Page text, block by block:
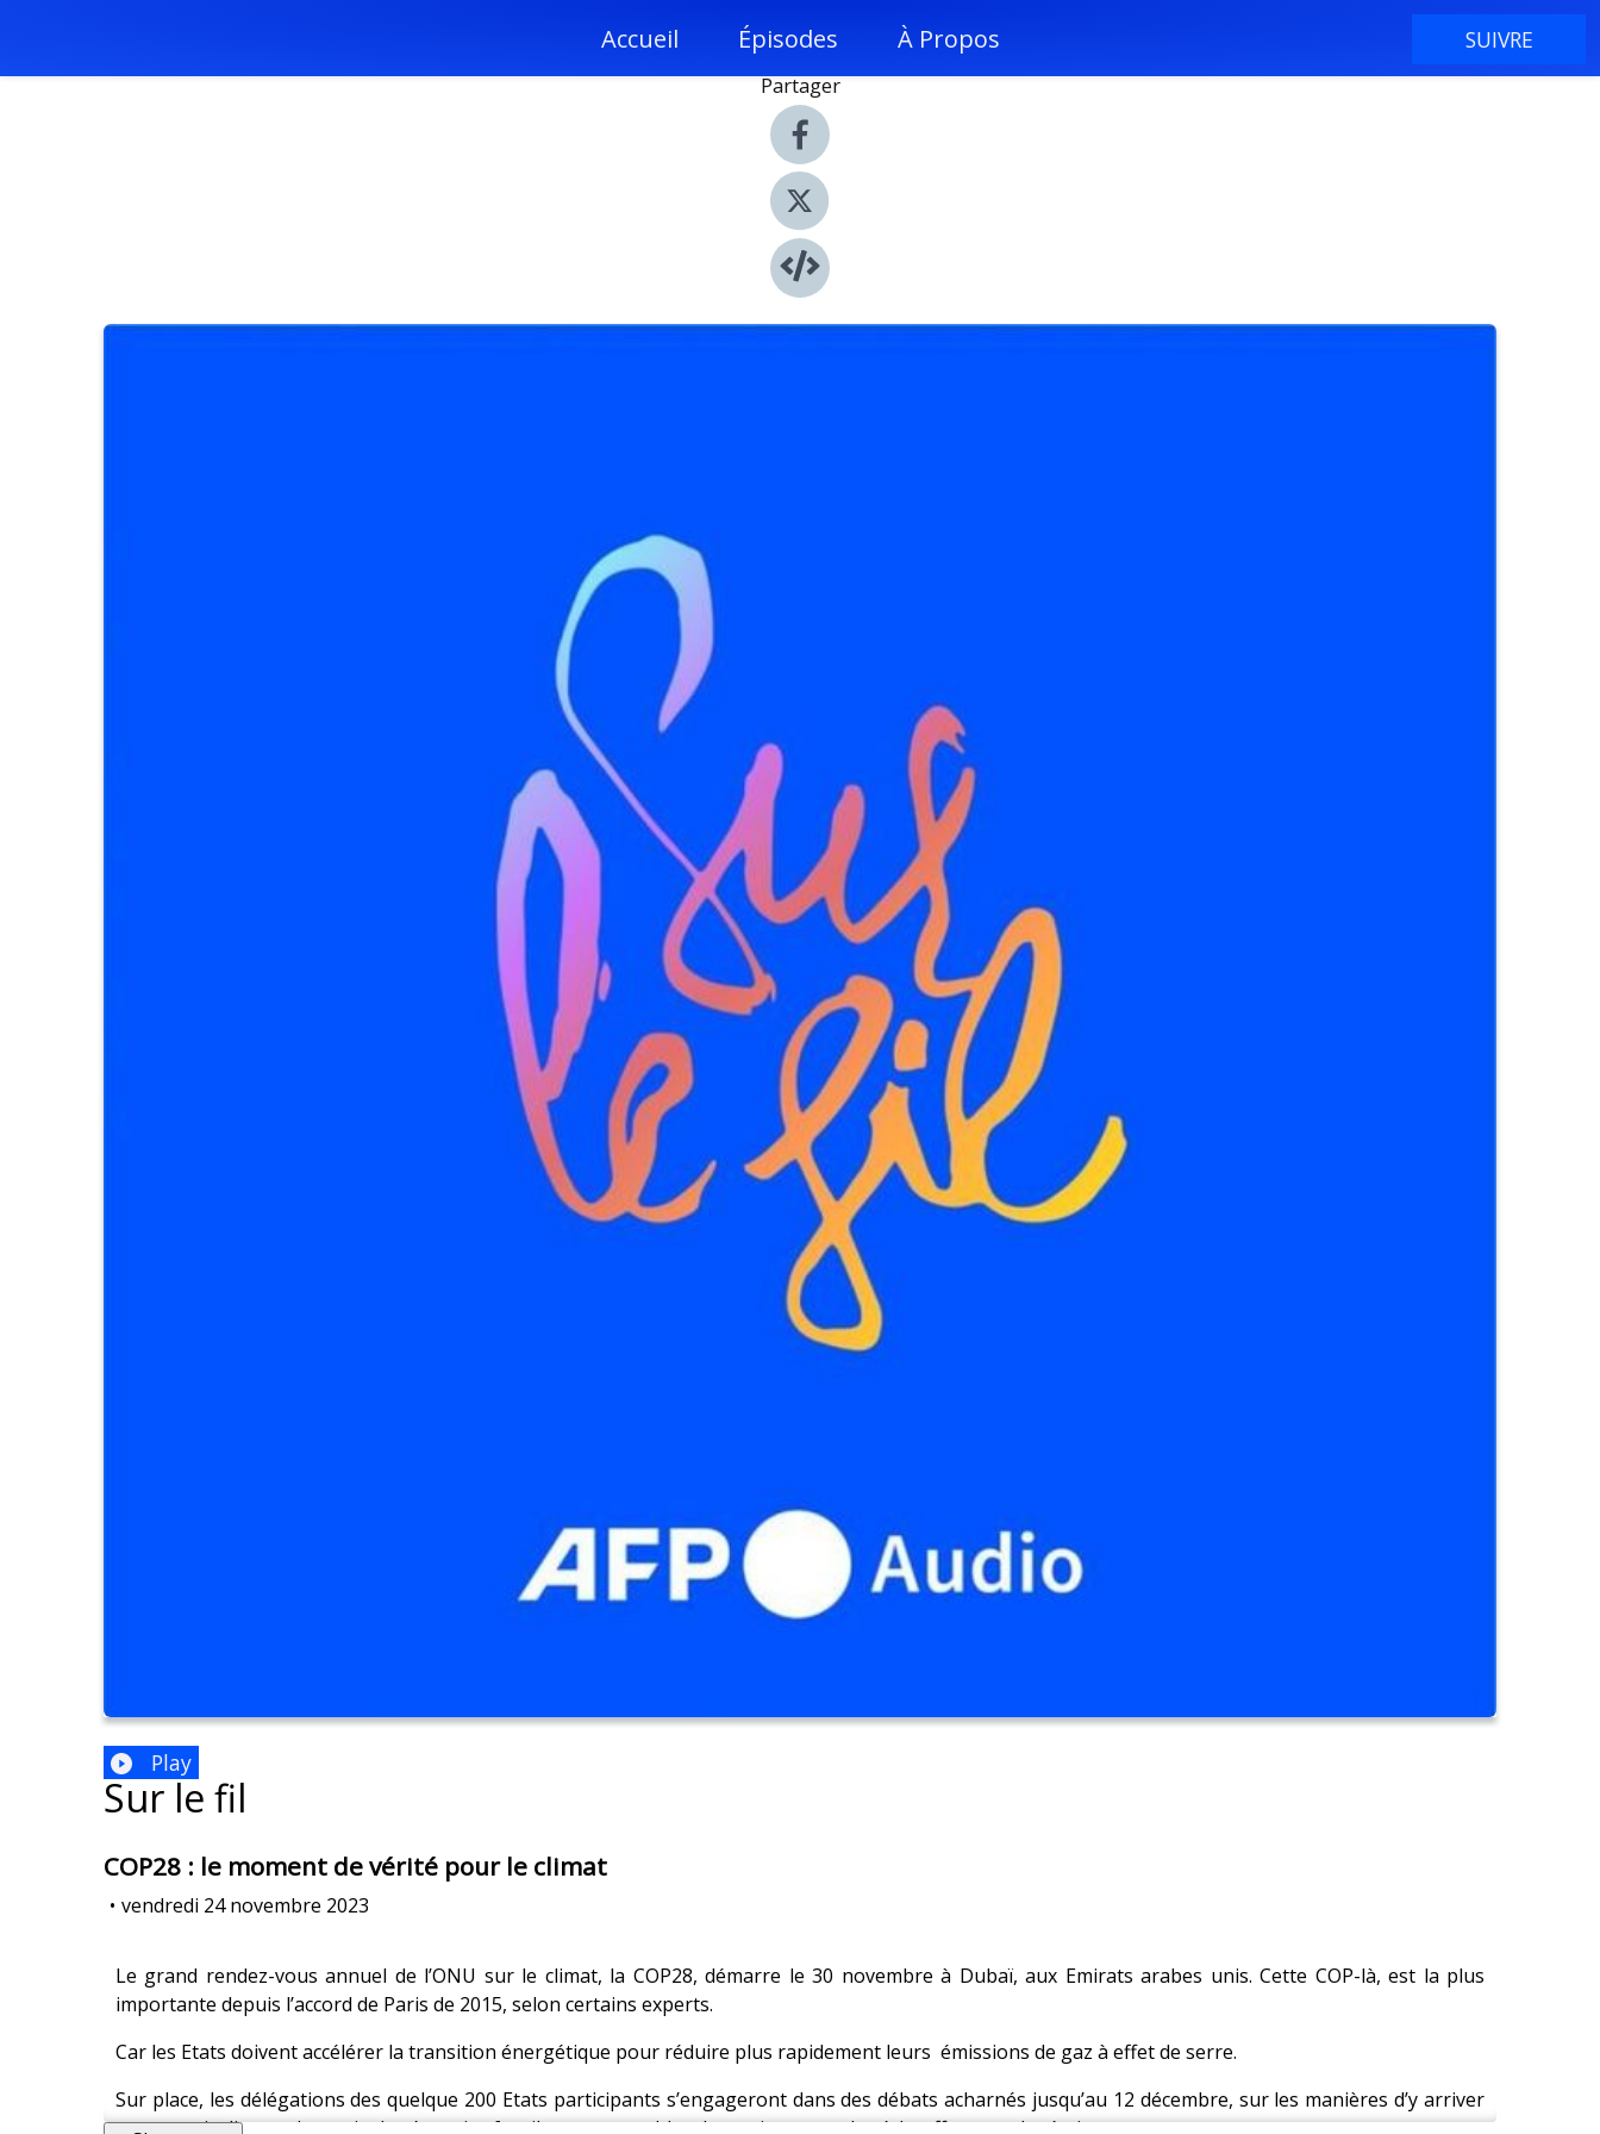
Accueil Épisodes À Propos SUIVRE
Partager
Play
Sur le fil
COP28 : le moment de vérité pour le climat
• vendredi 24 novembre 2023
Le grand rendez-vous annuel de l’ONU sur le climat, la COP28, démarre le 30 novembre à Dubaï, aux Emirats arabes unis. Cette COP-là, est la plus
importante depuis l’accord de Paris de 2015, selon certains experts.
Car les Etats doivent accélérer la transition énergétique pour réduire plus rapidement leurs émissions de gaz à effet de serre.
Sur place, les délégations des quelque 200 Etats participants s’engageront dans des débats acharnés jusqu’au 12 décembre, sur les manières d’y arriver
et en particulier sur la sortie des énergies fossiles, responsables des trois-quarts du réchauffement planétaire.